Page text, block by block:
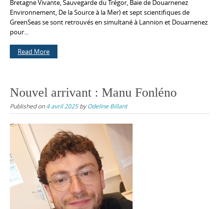
Bretagne Vivante, Sauvegarde du Trégor, Baie de Douarnenez
Environnement, De la Source à la Mer) et sept scientifiques de
GreenSeas se sont retrouvés en simultané à Lannion et Douarnenez
pour...
Read More
Nouvel arrivant : Manu Fonléno
Published on4 avril 2025byOdeline Billant